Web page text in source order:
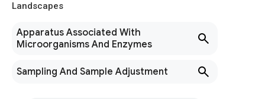
Landscapes
Apparatus Associated With
Microorganisms And Enzymes
Sampling And Sample Adjustment